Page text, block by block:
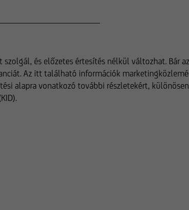
és előzetes értesítés nélkül változhat.
Az itt található információk
alapra vonatkozó további részletekért,